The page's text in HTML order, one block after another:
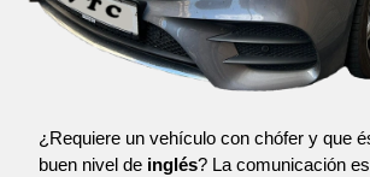
¿Requiere un vehículo con chófer y que
buen nivel de inglés? La comunicación